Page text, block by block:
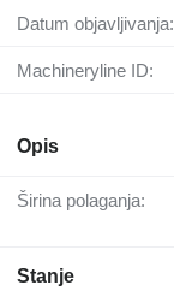
Datum objavljivanja:
Machineryline ID:
Opis
Širina polaganja:
Stanje